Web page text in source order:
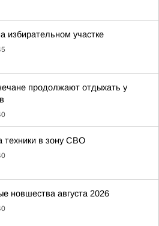
избирательном участке
продолжают отдыхать у
техники в зону СВО
новшества августа 2026